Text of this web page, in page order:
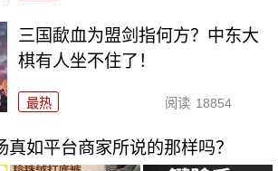
三国歃血为盟剑指何方？中东大
棋有人坐不住了！
最热 阅读 18854
真如平台商家所说的那样吗？